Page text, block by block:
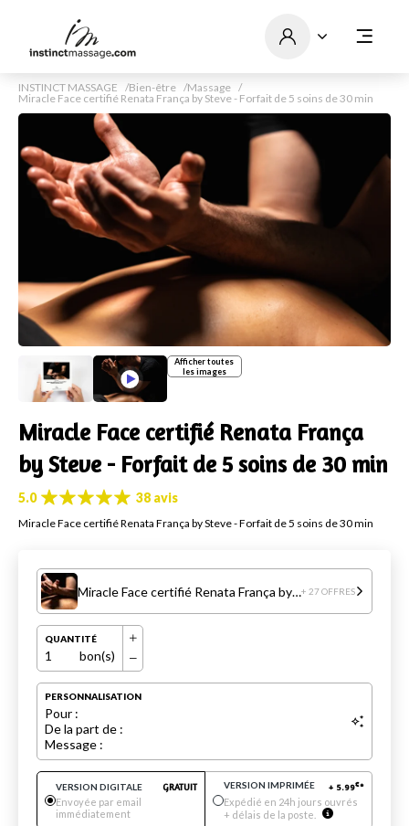
INSTINCT MASSAGE Bien-être
Massage
Miracle Face certifié Renata França by Steve - Forfait de 5 soins de 30 min
Afficher toutes
les images
Miracle Face certifié Renata França
by Steve - Forfait de 5 soins de 30 min
5.0 38 avis
Miracle Face certifié Renata França by Steve - Forfait de 5 soins de 30 min
Miracle Face certifié Renata França by Steve - Forfait de 5 soins de 30 min+ 27 OFFRES
QUANTITÉ
1 bon(s)
PERSONNALISATION
Pour :
De la part de :
Message :
VERSION DIGITALE GRATUIT
Envoyée par email
immédiatement
VERSION IMPRIMÉE + 5.99€*
Expédié en 24h jours ouvrés
+ délais de la poste.